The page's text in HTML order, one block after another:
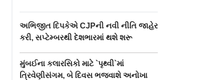
અભિજીત દિપકેએ CJPની નવી નીતિ જાહેર
કરી, સપ્ટેમ્બરથી દેશભારમાં થશે શરૂ
મુંબઈના કલારસિકો માટે `પૃથ્વી`માં
ત્રિવેણીસંગમ, બે દિવસ ભજવાશે અનોખા